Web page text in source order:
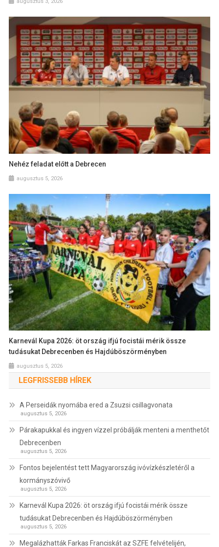
augusztus 3, 2026
Nehéz feladat előtt a Debrecen
augusztus 5, 2026
Karnevál Kupa 2026: öt ország ifjú focistái mérik össze
tudásukat Debrecenben és Hajdúböszörményben
augusztus 5, 2026
LEGFRISSEBB HÍREK
A Perseidák nyomába ered a Zsuzsi csillagvonata
augusztus 5, 2026
Párakapukkal és ingyen vízzel próbálják menteni a menthetőt
Debrecenben
augusztus 5, 2026
Fontos bejelentést tett Magyarország ivóvízkészletéről a
kormányszóvivő
augusztus 5, 2026
Karnevál Kupa 2026: öt ország ifjú focistái mérik össze
tudásukat Debrecenben és Hajdúböszörményben
augusztus 5, 2026
Megalázhatták Farkas Franciskát az SZFE felvételijén,